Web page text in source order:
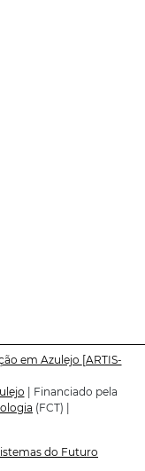
em Azulejo [ARTIS-
| Financiado pela
(FCT) |
do Futuro